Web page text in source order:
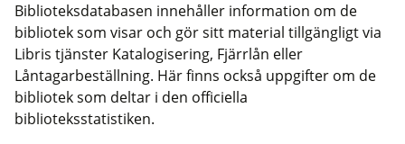
Biblioteksdatabasen innehåller information om de
bibliotek som visar och gör sitt material tillgängligt via
Libris tjänster Katalogisering, Fjärrlån eller
Låntagarbeställning. Här finns också uppgifter om de
bibliotek som deltar i den officiella
biblioteksstatistiken.